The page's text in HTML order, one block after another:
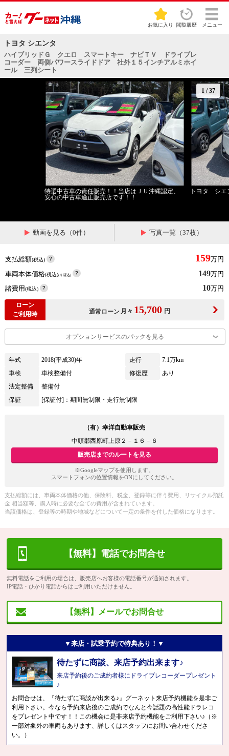
お気に入り 閲覧履歴 メニュー
トヨタ シエンタ
ハイブリッドＧ クエロ スマートキー ナビＴＶ ドライブレ
コーダー 両側パワースライドドア 社外１５インチアルミホイ
ール 三列シート
1 /37
特選中古車の責任販売！！当店はＪＵ沖縄認定、
安心の中古車適正販売店です！！
トヨタ シエ
動画を見る（0件） 写真一覧（37枚）
支払総額(税込) 159万円
車両本体価格(税込)(リ済込) 149万円
諸費用(税込) 10万円
ローン
ご利用時
通常ローン 月々 15,700 円
オプションサービスのパックを見る
年式 2018(平成30)年 走行
7.1万km
車検
車検整備付 修復歴
あり
法定整備
整備付
保証
[保証付]：期間無制限・走行無制限
（有）幸洋自動車販売
中頭郡西原町上原２－１６－６
販売店までのルートを見る
※Googleマップを使用します。
スマートフォンの位置情報をONにしてください。
支払総額には、車両本体価格の他、保険料、税金、登録等に伴う費用、リサイクル預託
金 相当額等、購入時に必要な全ての費用が含まれています。
当該価格は、登録等の時期や地域などについて一定の条件を付した価格になります。
【無料】電話でお問合せ
無料電話をご利用の場合は、販売店へお客様の電話番号が通知されます。
IP電話・ひかり電話からはご利用いただけません。
【無料】メールでお問合せ
▼来店・試乗予約で特典あり！▼
待たずに商談、来店予約出来ます♪
来店予約後のご成約者様にドライブレコーダープレゼント
♪
お問合せは、『待たずに商談が出来る♪』グーネット来店予約機能を是非ご
利用下さい。今なら予約来店後のご成約でなんと今話題の高性能ドラレコ
をプレゼント中です！！この機会に是非来店予約機能をご利用下さい♪（※
一部対象外の車両もあります、詳しくはスタッフにお問い合わせくださ
い。）